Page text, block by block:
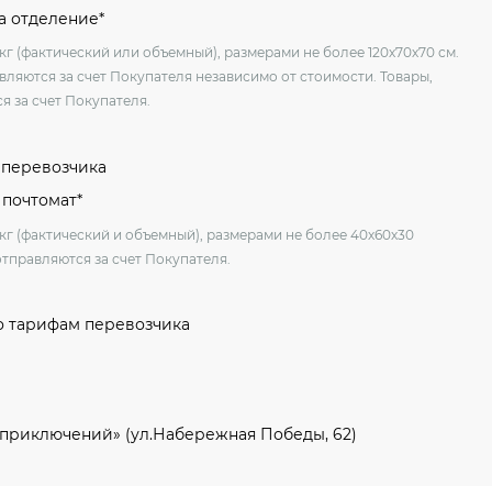
отделение*
(фактический или объемный), размерами не более 120х70х70 см.
за счет Покупателя независимо от стоимости. Товары,
за счет Покупателя.
(фактический и объемный), размерами не более 40х60х30
за счет Покупателя.
тарифам перевозчика
(ул.Набережная Победы, 62)